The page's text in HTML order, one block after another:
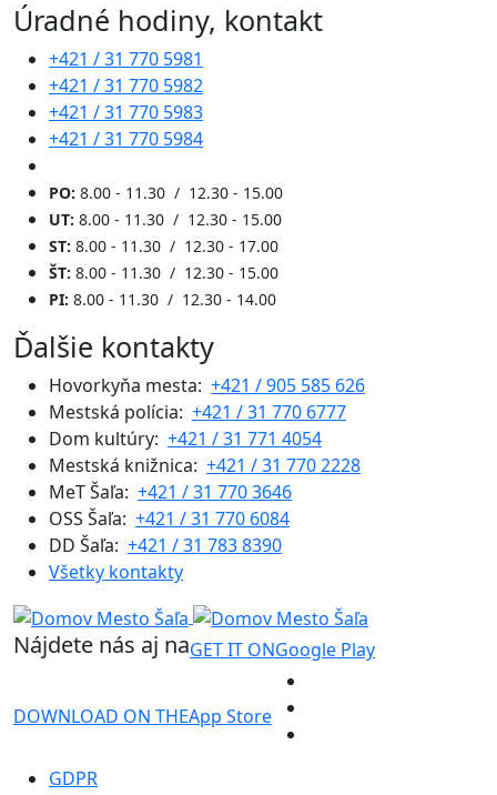
Úradné hodiny, kontakt
+421 / 31 770 5981
+421 / 31 770 5982
+421 / 31 770 5983
+421 / 31 770 5984
PO: 8.00 - 11.30 / 12.30 - 15.00
UT: 8.00 - 11.30 / 12.30 - 15.00
ST: 8.00 - 11.30 / 12.30 - 17.00
ŠT: 8.00 - 11.30 / 12.30 - 15.00
PI: 8.00 - 11.30 / 12.30 - 14.00
Ďalšie kontakty
Hovorkyňa mesta: +421 / 905 585 626
Mestská polícia: +421 / 31 770 6777
Dom kultúry: +421 / 31 771 4054
Mestská knižnica: +421 / 31 770 2228
MeT Šaľa: +421 / 31 770 3646
OSS Šaľa: +421 / 31 770 6084
DD Šaľa: +421 / 31 783 8390
Všetky kontakty
Nájdete nás aj naGET IT ONGoogle Play
DOWNLOAD ON THEApp Store
GDPR